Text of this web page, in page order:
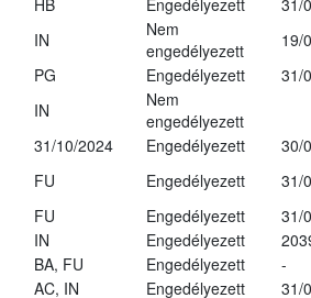
HB Engedélyezett
31/
IN
Nem
engedélyezett
19/
PG Engedélyezett
31/
IN
Nem
engedélyezett
31/10/2024 Engedélyezett
30/
FU Engedélyezett
31/
FU Engedélyezett
31/
IN Engedélyezett
BA, FU Engedélyezett
-
AC, IN Engedélyezett
31/